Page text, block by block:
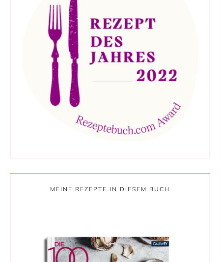
MEINE REZEPTE IN DIESEM BUCH